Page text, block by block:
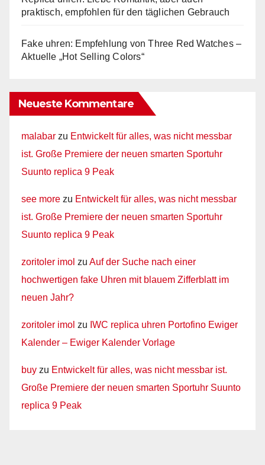
praktisch, empfohlen für den täglichen Gebrauch
Fake uhren: Empfehlung von Three Red Watches –
Aktuelle „Hot Selling Colors“
Neueste Kommentare
malabar zu Entwickelt für alles, was nicht messbar
ist. Große Premiere der neuen smarten Sportuhr
Suunto replica 9 Peak
see more zu Entwickelt für alles, was nicht messbar
ist. Große Premiere der neuen smarten Sportuhr
Suunto replica 9 Peak
zoritoler imol zu Auf der Suche nach einer
hochwertigen fake Uhren mit blauem Zifferblatt im
neuen Jahr?
zoritoler imol zu IWC replica uhren Portofino Ewiger
Kalender – Ewiger Kalender Vorlage
buy zu Entwickelt für alles, was nicht messbar ist.
Große Premiere der neuen smarten Sportuhr Suunto
replica 9 Peak